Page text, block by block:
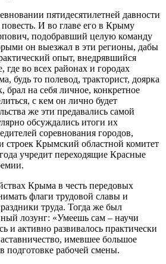
пятидесятилетней давности
И во главе его в Крыму
подобравший целую команду
он выезжал в эти регионы, дабы
опыт, внедрявшийся
где во всех районах и городах
будь то полевод, тракторист, доярка
брал на себя личное, конкретное
с кем он лично будет
же эти предавались самой
обсуждались итоги их
соревнования городов,
строек Крымский областной комитет
учредит переходящие Красные
Крыма в честь передовых
флаги трудовой славы и
труда. Тогда же был
лозунг: «Умеешь сам – научи
и активно развивалось практически
имевшее большое
подготовке рабочей смены.